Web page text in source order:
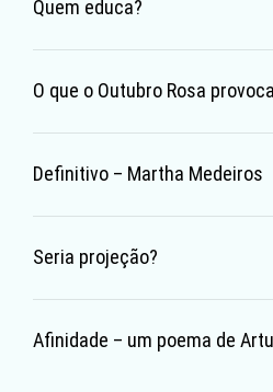
Quem educa?
O que o Outubro Rosa
Definitivo – Martha Medeiros
Seria projeção?
Afinidade – um poema de